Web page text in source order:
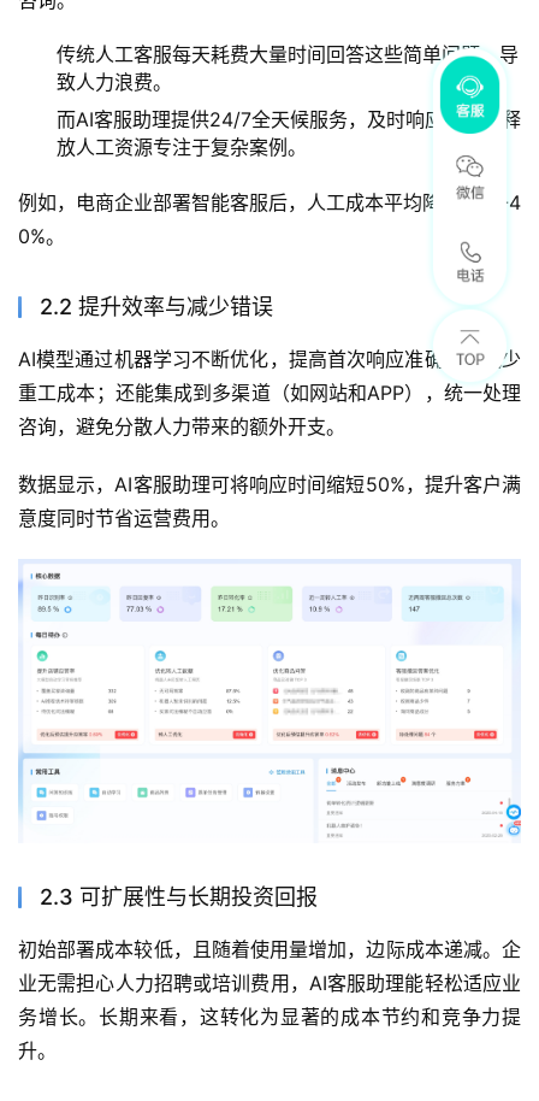
传统人工客服每天耗费大量时间回答这些简单问题，导
致人力浪费。
而AI客服助理提供24/7全天候服务，及时响应客户，释
放人工资源专注于复杂案例。
例如，电商企业部署智能客服后，人工成本平均降低30%-4
0%。
2.2 提升效率与减少错误
AI模型通过机器学习不断优化，提高首次响应准确率，减少
重工成本；还能集成到多渠道（如网站和APP），统一处理
咨询，避免分散人力带来的额外开支。
数据显示，AI客服助理可将响应时间缩短50%，提升客户满
意度同时节省运营费用。
2.3 可扩展性与长期投资回报
初始部署成本较低，且随着使用量增加，边际成本递减。企
业无需担心人力招聘或培训费用，AI客服助理能轻松适应业
务增长。长期来看，这转化为显著的成本节约和竞争力提
升。